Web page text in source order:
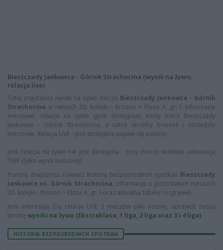
Bieszczady Jankowce - Górnik Strachocina (wynik na żywo,
relacja live)
Tutaj znajdziesz wyniki na żywo meczu Bieszczady Jankowce - Górnik
Strachocina w ramach 20. kolejki - Krosno > Klasa A, gr. I. Informacje
meczowe, relacja na żywo (jeśli dostępna), kiedy mecz Bieszczady
Jankowce - Górnik Strachocina, a także strzelcy bramek i szczegóły
meczowe. Relacja LIVE - jeśli dostępna pojawi się poniżej.
Jeśli relacja na żywo nie jest dostępna - przy meczu widnieje adnotacja
TWK (tylko wynik końcowy)
Poniżej znajdziesz również historę bezpośrednich spotkań Bieszczady
Jankowce vs. Górnik Strachocina, informacje o pozostałych meczach
20. kolejki - Krosno > Klasa A, gr. I oraz aktualną tabelę rozgrywek.
Jeśli interesują Cię relacje LIVE z meczów piłki nożnej, sprawdź naszą
stronę wyniki na żywo (Ekstraklasa, 1 liga, 2 liga oraz 3 i 4 liga).
HISTORIA BEZPOŚREDNICH SPOTKAŃ